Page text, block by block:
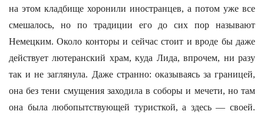
на этом кладбище хоронили иностранцев, а потом уже все
смешалось, но по традиции его до сих пор называют
Немецким. Около конторы и сейчас стоит и вроде бы даже
действует лютеранский храм, куда Лида, впрочем, ни разу
так и не заглянула. Даже странно: оказываясь за границей,
она без тени смущения заходила в соборы и мечети, но там
она была любопытствующей туристкой, а здесь — своей.